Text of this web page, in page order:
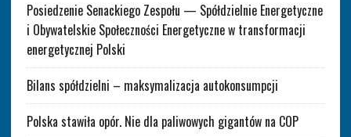
Posiedzenie Senackiego Zespołu — Spółdzielnie Energetyczne
i Obywatelskie Społeczności Energetyczne w transformacji
energetycznej Polski
Bilans spółdzielni – maksymalizacja autokonsumpcji
Polska stawiła opór. Nie dla paliwowych gigantów na COP